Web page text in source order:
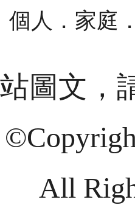
個人．家庭
圖文，
All